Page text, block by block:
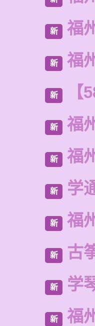
新 福
新 福
新 【
新 福
新 福
新 学
新 福
新 古
新 学
新 福